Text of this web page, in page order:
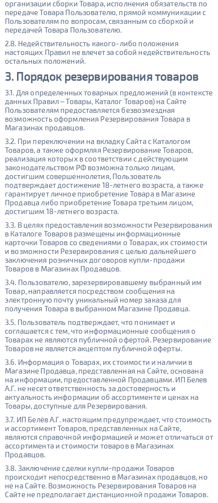
организации сборки Товара, исполнения обязательств по
передаче Товара Пользователю, прямой коммуникации с
Пользователям по вопросам, связанным со сборкой и
передачей Товара Пользователю.
2.8. Недействительность какого-либо положения
настоящих Правил не влечет за собой недействительность
остальных положений.
3. Порядок резервирования товаров
3.1. Для определенных товарных предложений (в контексте
данных Правил – Товары, Каталог Товаров) на Сайте
Пользователям предоставляется безвозмездная
возможность оформления Резервирования Товара в
Магазинах продавцов.
3.2. При переключении на вкладку Сайта с Каталогом
Товаров, а также оформляя Резервирование Товаров,
реализация которых в соответствии с действующим
законодательством РФ возможна только лицам,
достигшим совершеннолетия, Пользователь
подтверждает достижение 18-летнего возраста, а также
гарантирует личное приобретение Товара в Магазине
Продавца либо приобретение Товара третьим лицом,
достигшим 18-летнего возраста.
3.3. В целях предоставления возможности Резервирования
в Каталоге Товаров размещены информационные
карточки Товаров со сведениями о Товарах, их стоимости
и возможности Резервирования с целью дальнейшего
заключения розничных договоров купли-продажи
Товаров в Магазинах Продавцов.
3.4. Пользователю, зарезервировавшему выбранный им
Товар, направляется посредством сообщения на
электронную почту уникальный номер заказа для
получения Товара в выбранном Магазине Продавца.
3.5. Пользователь подтверждает, что понимает и
соглашается с тем, что информационные сообщения о
Товарах не являются публичной офертой. Резервирование
Товаров не является акцептом публичной оферты.
3.6. Информация о Товарах, их стоимости и наличии в
Магазине Продавца, представленная на Сайте, основана
на информации, предоставленной Продавцами. ИП Белев
А.Г. не несет ответственность за достоверность и
актуальность информации об ассортименте и ценах на
Товары, доступные для Резервирования.
3.7. ИП Белёв А.Г. настоящим предупреждает, что стоимость
и ассортимент Товаров, представленных на Сайте,
являются справочной информацией и может отличаться от
ассортимента и стоимости товаров в Магазинах
Продавцов.
3.8. Заключение сделки купли-продажи Товаров
происходит непосредственно в Магазинах продавцов, но
не на Сайте. Возможность Резервирования Товаров на
Сайте не предполагает дистанционной продажи Товаров.